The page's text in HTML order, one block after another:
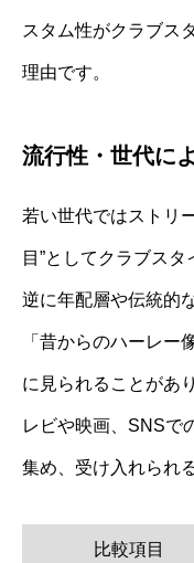
スタム性がクラブス
理由です。
流行性・世代に
若い世代ではストリ
目”としてクラブス
逆に年配層や伝統的
「昔からのハーレー
に見られることがあ
レビや映画、SNSで
集め、受け入れられ
比較項目